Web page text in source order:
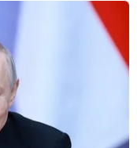
đơn vị tổ chức
bố hoàn tất
và các hạng mục